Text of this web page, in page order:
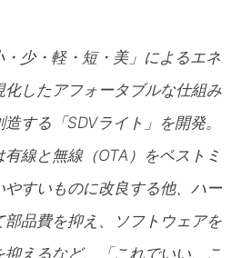
少・軽・短・美」によるエネ
化したアフォータブルな仕組み
する「SDVライト」を開発。
有線と無線（OTA）をベストミ
やすいものに改良する他、ハー
部品費を抑え、ソフトウェアを
えるなど、「これでいい、こ